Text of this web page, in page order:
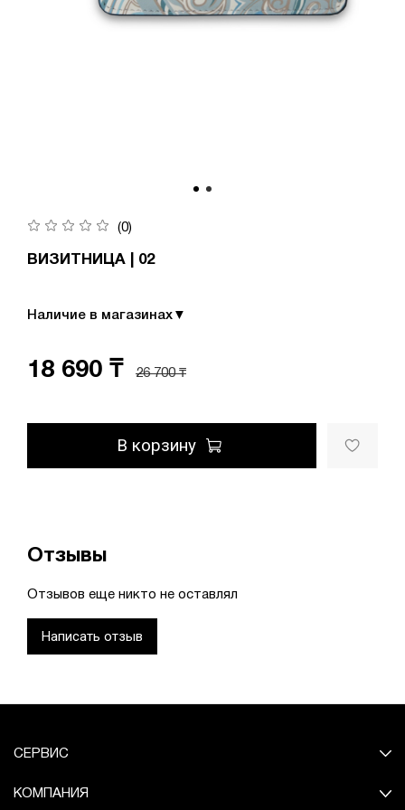
(0)
ВИЗИТНИЦА | 02
Наличие в магазинах ▼
18 690 ₸ 26 700 ₸
В корзину
Отзывы
Отзывов еще никто не оставлял
Написать отзыв
СЕРВИС
КОМПАНИЯ